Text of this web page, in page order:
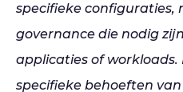
specifieke configuraties,
governance die nodig
applicaties of
specifieke behoeften